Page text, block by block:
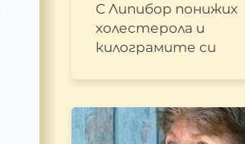
С Липибор понижих
холестерола и
килограмите си